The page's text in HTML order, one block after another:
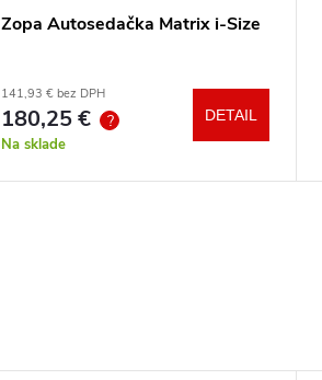
Zopa Autosedačka Matrix i-Size
141,93 € bez DPH
180,25 € ?
Na sklade
DETAIL